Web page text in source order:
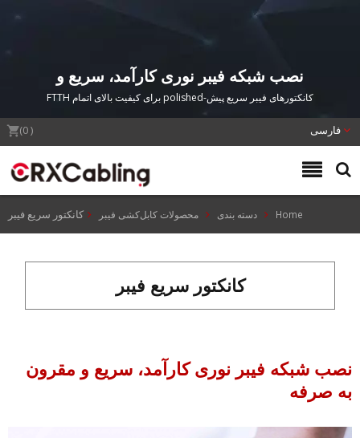
نصب شبکه فیبر نوری کارآمد، سریع و
مقرون به صرفهکانکتورهای فیبر سریع پیش-polished برای کیفیت بالای اتمام FTTH
) فارسی
Home دسته بندی محصولات کابل‌کشی فیبر کانکتور سریع فیبر
کانکتور سریع فیبر
شبکه فیبر نوری کارآمد، سریع و مقرون
صرفه